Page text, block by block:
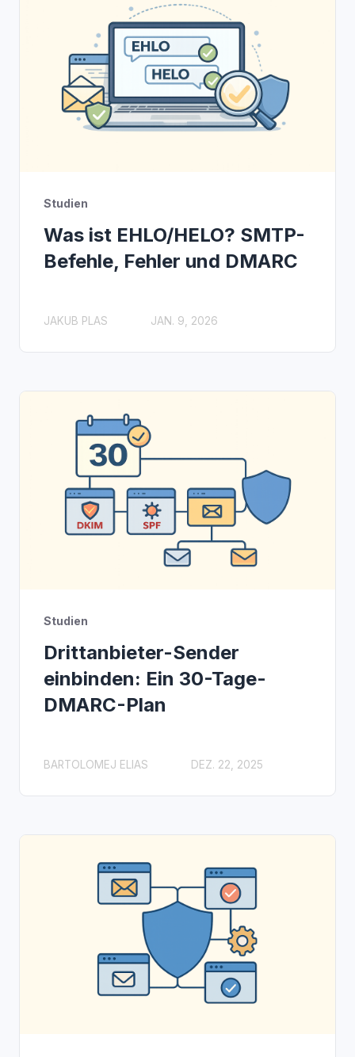
Studien
Was ist EHLO/HELO? SMTP-
Befehle, Fehler und DMARC
JAKUB PLAS JAN. 9, 2026
Studien
Drittanbieter-Sender
einbinden: Ein 30-Tage-
DMARC-Plan
BARTOLOMEJ ELIAS DEZ. 22, 2025